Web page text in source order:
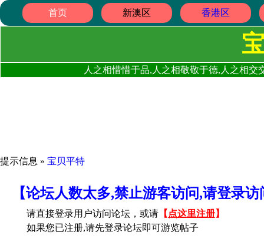
首页 新澳区 香港区
人之相惜惜于品,人之相敬敬于德,人之相
提示信息 » 宝贝平特
【论坛人数太多,禁止游客访问,请登录
请直接登录用户访问论坛，或请 【 点这里注册】
如果您已注册,请先登录论坛即可游览帖子